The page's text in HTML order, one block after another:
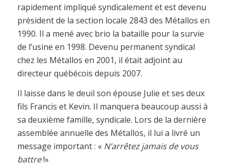
rapidement impliqué syndicalement et est devenu
président de la section locale 2843 des Métallos en
1990. Il a mené avec brio la bataille pour la survie
de l’usine en 1998. Devenu permanent syndical
chez les Métallos en 2001, il était adjoint au
directeur québécois depuis 2007.
Il laisse dans le deuil son épouse Julie et ses deux
fils Francis et Kevin. Il manquera beaucoup aussi à
sa deuxième famille, syndicale. Lors de la dernière
assemblée annuelle des Métallos, il lui a livré un
message important : « N’arrêtez jamais de vous
battre!»